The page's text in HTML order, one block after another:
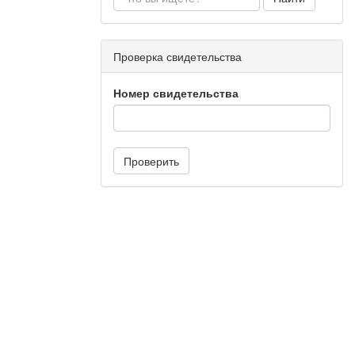
Проверка свидетельства
Номер свидетельства
Проверить